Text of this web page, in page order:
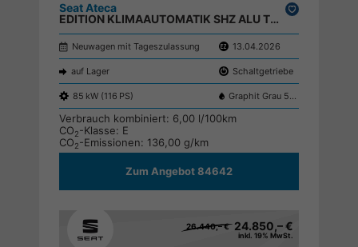
Seat Ateca
EDITION KLIMAAUTOMATIK SHZ ALU TEMPOMAT EL.PAKET ;
Neuwagen mit Tageszulassung 13.04.2026
auf Lager Schaltgetriebe
85 kW (116 PS) Graphit Grau 5X5X
Verbrauch kombiniert: 6,00 l/100km
CO2-Klasse: E
CO2-Emissionen: 136,00 g/km
Zum Angebot 84642
26.440,– € 24.850,– €
inkl. 19% MwSt.